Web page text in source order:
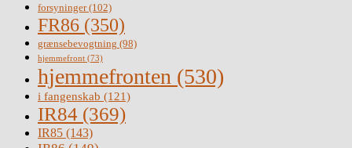
forsyninger(102)
FR86 (350)
grænsebevogtning (98)
hjemmefront (73)
hjemmefronten (530)
i fangenskab (121)
IR84 (369)
IR85 (143)